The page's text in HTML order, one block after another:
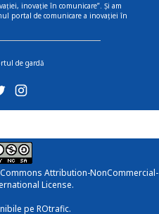
inovație în comunicare”. Și am
portal de comunicare a inovației în
de gardă
Attribution-NonCommercial-
License.
pe ROtrafic.